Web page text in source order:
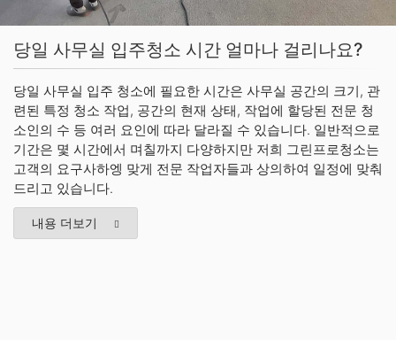
당일 사무실 입주청소 시간 얼마나 걸리나요?
당일 사무실 입주 청소에 필요한 시간은 사무실 공간의 크기, 관
련된 특정 청소 작업, 공간의 현재 상태, 작업에 할당된 전문 청
소인의 수 등 여러 요인에 따라 달라질 수 있습니다. 일반적으로
기간은 몇 시간에서 며칠까지 다양하지만 저희 그린프로청소는
고객의 요구사하엥 맞게 전문 작업자들과 상의하여 일정에 맞춰
드리고 있습니다.
내용 더보기